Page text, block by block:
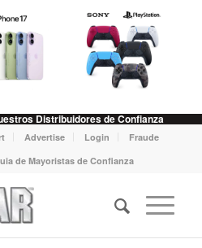
Distribuidores de Confianza
Advertise Login
Fraude
de Mayoristas de Confianza